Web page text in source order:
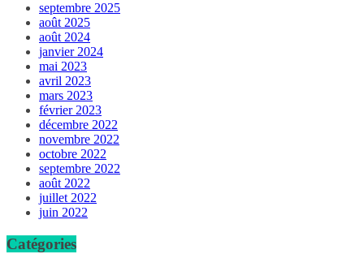
septembre 2025
août 2025
août 2024
janvier 2024
mai 2023
avril 2023
mars 2023
février 2023
décembre 2022
novembre 2022
octobre 2022
septembre 2022
août 2022
juillet 2022
juin 2022
Catégories